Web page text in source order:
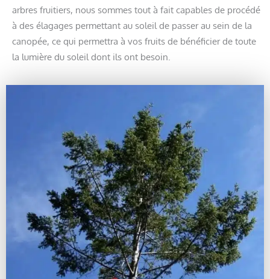
arbres fruitiers, nous sommes tout à fait capables de procédé
à des élagages permettant au soleil de passer au sein de la
canopée, ce qui permettra à vos fruits de bénéficier de toute
la lumière du soleil dont ils ont besoin.